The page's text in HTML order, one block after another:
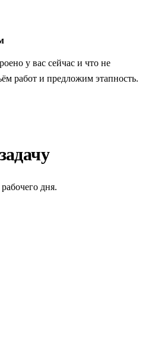
у вас сейчас и что не
работ и предложим этапность.
дня.